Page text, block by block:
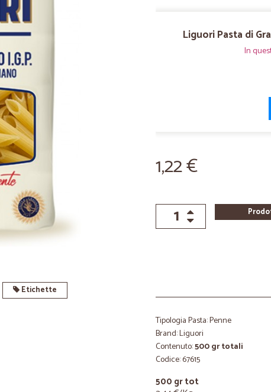
Etichette
Liguori Pasta di
In
1,22 €
Tipologia Pasta: Penne
Brand: Liguori
Contenuto:500 gr totali
Codice: 67615
500 gr tot